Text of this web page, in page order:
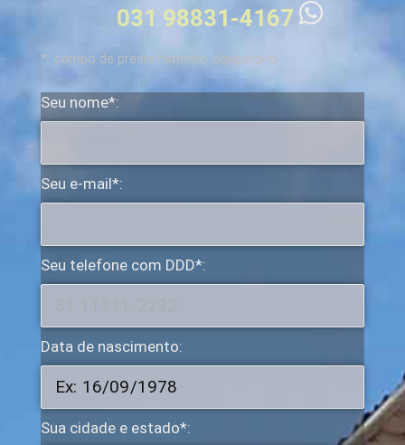
031 98831-4167
* campo de preenchimento obrigatório.
Seu nome*:
Seu e-mail*:
Seu telefone com DDD*:
Data de nascimento:
Sua cidade e estado*: